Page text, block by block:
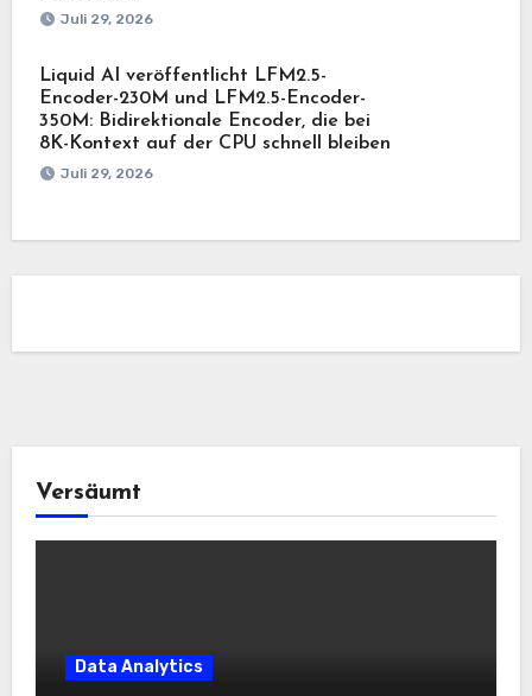
Juli 29, 2026
Liquid AI veröffentlicht LFM2.5-
Encoder-230M und LFM2.5-Encoder-
350M: Bidirektionale Encoder, die bei
8K-Kontext auf der CPU schnell bleiben
Juli 29, 2026
Versäumt
Data Analytics